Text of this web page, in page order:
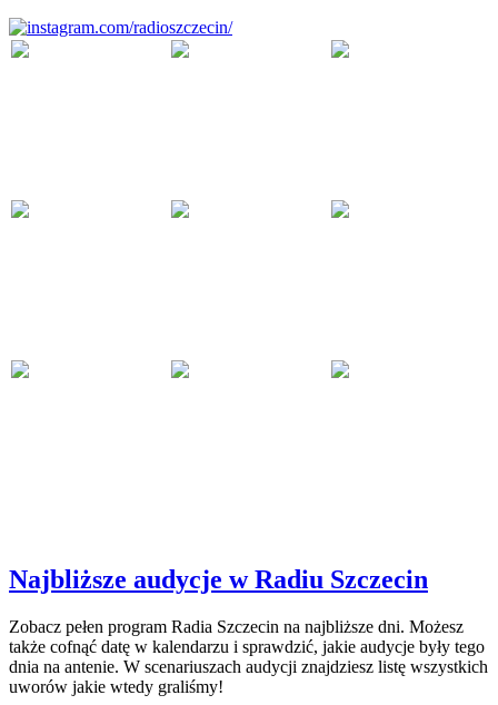
Najbliższe audycje w Radiu Szczecin
Zobacz pełen program Radia Szczecin na najbliższe dni. Możesz
także cofnąć datę w kalendarzu i sprawdzić, jakie audycje były tego
dnia na antenie. W scenariuszach audycji znajdziesz listę wszystkich
uworów jakie wtedy graliśmy!